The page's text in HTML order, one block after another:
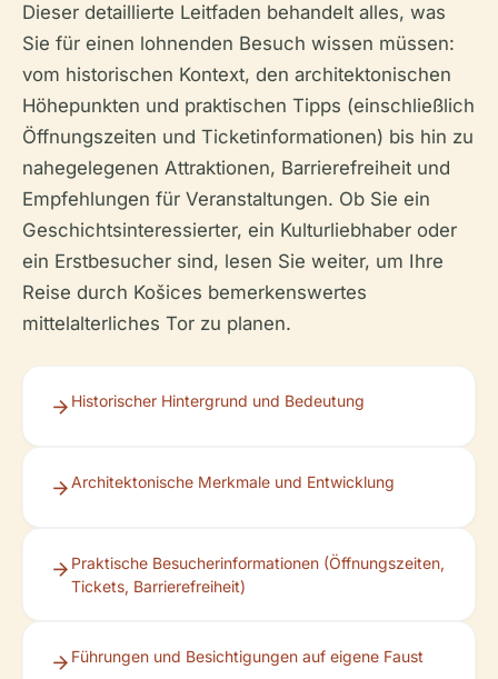
Dieser detaillierte Leitfaden behandelt alles, was
Sie für einen lohnenden Besuch wissen müssen:
vom historischen Kontext, den architektonischen
Höhepunkten und praktischen Tipps (einschließlich
Öffnungszeiten und Ticketinformationen) bis hin zu
nahegelegenen Attraktionen, Barrierefreiheit und
Empfehlungen für Veranstaltungen. Ob Sie ein
Geschichtsinteressierter, ein Kulturliebhaber oder
ein Erstbesucher sind, lesen Sie weiter, um Ihre
Reise durch Košices bemerkenswertes
mittelalterliches Tor zu planen.
Historischer Hintergrund und Bedeutung
Architektonische Merkmale und Entwicklung
Praktische Besucherinformationen (Öffnungszeiten,
Tickets, Barrierefreiheit)
Führungen und Besichtigungen auf eigene Faust